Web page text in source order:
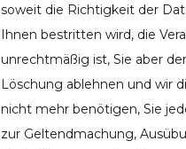
soweit die Richtigkeit der
Ihnen bestritten wird, die
unrechtmäßig ist, Sie aber
Löschung ablehnen und wir
nicht mehr benötigen, Sie
zur Geltendmachung,